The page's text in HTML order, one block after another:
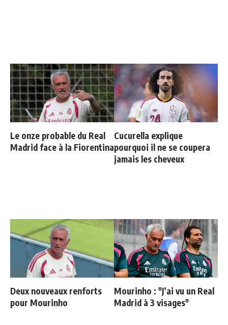
Le onze probable du Real
Madrid face à la Fiorentina
Cucurella explique
pourquoi il ne se coupera
jamais les cheveux
Deux nouveaux renforts
pour Mourinho
Mourinho : "J’ai vu un Real
Madrid à 3 visages"